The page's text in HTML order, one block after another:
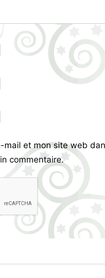
mail et mon site web
commentaire.